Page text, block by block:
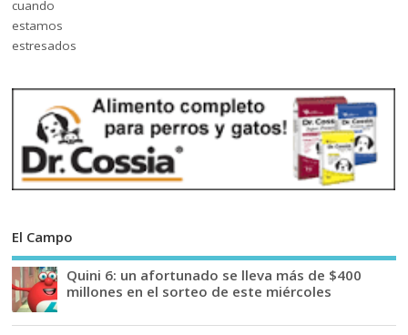
El Campo
Quini 6: un afortunado se lleva más de $400
millones en el sorteo de este miércoles